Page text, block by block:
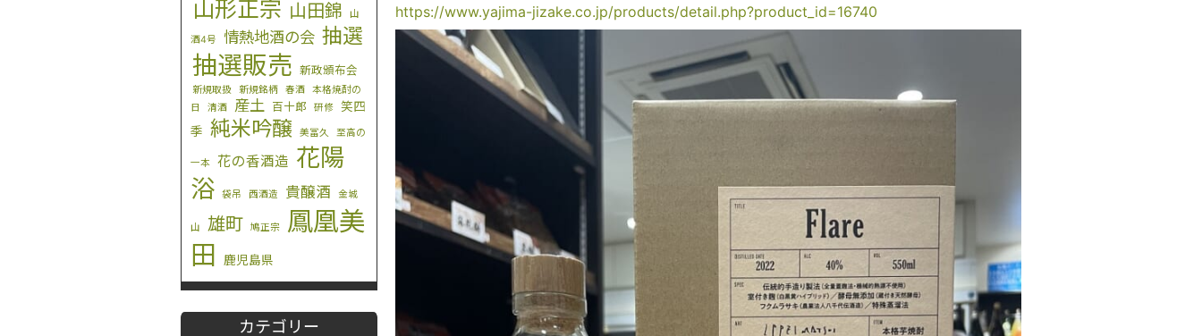
山形正宗 山田錦 山
酒4号 情熱地酒の会 抽選
抽選販売 新政頒布会
新規取扱 新規銘柄 春酒
本格焼酎の
日
清酒 産土 百十郎 研修
笑四
季 純米吟醸 美冨久 至高の
一本 花の香酒造 花陽
浴
袋吊 西酒造 貴醸酒 金城
山 雄町 鳩正宗
鳳凰美
田
鹿児島県
カテゴリー
https://www.yajima-jizake.co.jp/products/detail.php?product_id=16740